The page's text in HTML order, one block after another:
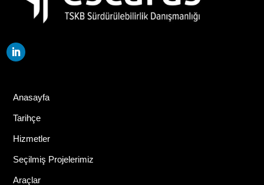
Anasayfa
Tarihçe
Hizmetler
Seçilmiş Projelerimiz
Araçlar